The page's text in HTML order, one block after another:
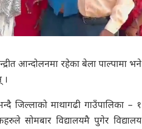
आन्दोलनमा रहेका बेला पाल्पामा भने
जिल्लाको माथागढी गाउँपालिका – १
सोमबार विद्यालयमै पुगेर विद्यालय